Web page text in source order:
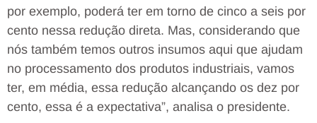
por exemplo, poderá ter em torno de cinco a seis por
cento nessa redução direta. Mas, considerando que
nós também temos outros insumos aqui que ajudam
no processamento dos produtos industriais, vamos
ter, em média, essa redução alcançando os dez por
cento, essa é a expectativa”, analisa o presidente.